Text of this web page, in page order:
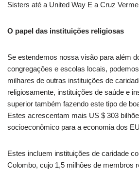
Sisters até a United Way E a Cruz
O papel das instituições religiosas
Se estendemos nossa visão para além
congregações e escolas locais,
milhares de outras instituições de
religiosamente, instituições de saúde e
superior também fazendo este tipo de
Estes acrescentam mais US $ 303
socioeconômico para a economia dos
Estes incluem instituições de caridade
Colombo, cujo 1,5 milhões de membros